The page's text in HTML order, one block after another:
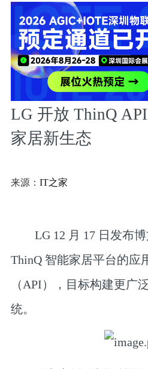
LG 开放 ThinQ
家居新生态
来源： IT之家
LG 12 月 17 日发布博
ThinQ 智能家居平台的应
（API），目标构建更广
统。